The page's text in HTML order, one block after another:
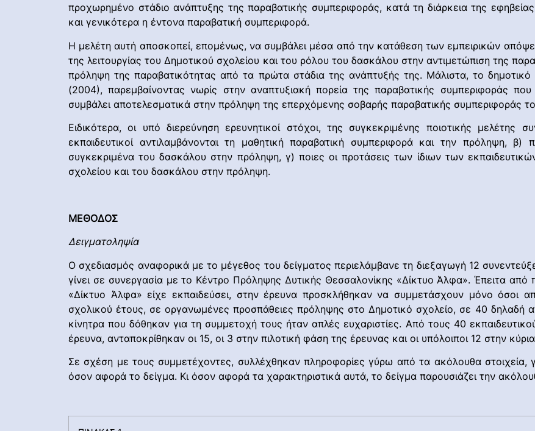
προχωρημένο στάδιο ανάπτυξης της παραβατικής συμπεριφοράς, κατά τη διάρκεια της
και γενικότερα η έντονα παραβατική συμπεριφορά.
Η μελέτη αυτή αποσκοπεί, επομένως, να συμβάλει μέσα από την κατάθεση των εμπειρικών
της λειτουργίας του Δημοτικού σχολείου και του ρόλου του δασκάλου στην αντιμετώπιση της
πρόληψη της παραβατικότητας από τα πρώτα στάδια της ανάπτυξής της. Μάλιστα, το
(2004), παρεμβαίνοντας νωρίς στην αναπτυξιακή πορεία της παραβατικής συμπεριφοράς που
συμβάλει αποτελεσματικά στην πρόληψη της επερχόμενης σοβαρής παραβατικής συμπεριφοράς
Ειδικότερα, οι υπό διερεύνηση ερευνητικοί στόχοι, της συγκεκριμένης ποιοτικής
εκπαιδευτικοί αντιλαμβάνονται τη μαθητική παραβατική συμπεριφορά και την πρόληψη,
συγκεκριμένα του δασκάλου στην πρόληψη, γ) ποιες οι προτάσεις των ίδιων των
σχολείου και του δασκάλου στην πρόληψη.
ΜΕΘΟΔΟΣ
Δειγματοληψία
Ο σχεδιασμός αναφορικά με το μέγεθος του δείγματος περιελάμβανε τη διεξαγωγή 12
γίνει σε συνεργασία με το Κέντρο Πρόληψης Δυτικής Θεσσαλονίκης «Δίκτυο Άλφα». Έπειτα
«Δίκτυο Άλφα» είχε εκπαιδεύσει, στην έρευνα προσκλήθηκαν να συμμετάσχουν μόνο όσοι
σχολικού έτους, σε οργανωμένες προσπάθειες πρόληψης στο Δημοτικό σχολείο, σε 40 δηλαδή
κίνητρα που δόθηκαν για τη συμμετοχή τους ήταν απλές ευχαριστίες. Από τους 40
έρευνα, ανταποκρίθηκαν οι 15, οι 3 στην πιλοτική φάση της έρευνας και οι υπόλοιποι 12 στην
Σε σχέση με τους συμμετέχοντες, συλλέχθηκαν πληροφορίες γύρω από τα ακόλουθα στοιχεία,
όσον αφορά το δείγμα. Κι όσον αφορά τα χαρακτηριστικά αυτά, το δείγμα παρουσιάζει την